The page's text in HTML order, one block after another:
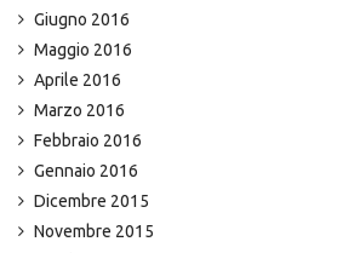
Giugno 2016
Maggio 2016
Aprile 2016
Marzo 2016
Febbraio 2016
Gennaio 2016
Dicembre 2015
Novembre 2015